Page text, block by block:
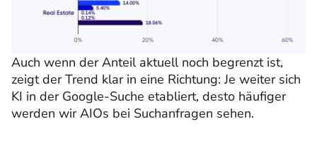
Auch wenn der Anteil aktuell noch begrenzt ist,
zeigt der Trend klar in eine Richtung: Je weiter sich
KI in der Google-Suche etabliert, desto häufiger
werden wir AIOs bei Suchanfragen sehen.